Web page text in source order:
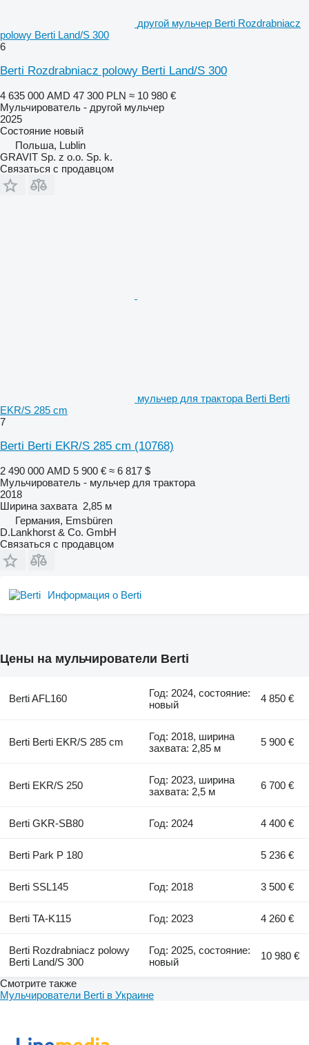
другой мульчер Berti Rozdrabniacz
polowy Berti Land/S 300
6
Berti Rozdrabniacz polowy Berti Land/S 300
4 635 000 AMD 47 300 PLN ≈ 10 980 €
Мульчирователь - другой мульчер
2025
Состояние новый
Польша, Lublin
GRAVIT Sp. z o.o. Sp. k.
Связаться с продавцом
мульчер для трактора Berti Berti
EKR/S 285 cm
7
Berti Berti EKR/S 285 cm (10768)
2 490 000 AMD 5 900 € ≈ 6 817 $
Мульчирователь - мульчер для трактора
2018
Ширина захвата 2,85 м
Германия, Emsbüren
D.Lankhorst & Co. GmbH
Связаться с продавцом
Информация о Berti
Цены на мульчирователи Berti
Berti AFL160
Год: 2024, состояние:
новый
4 850 €
Berti Berti EKR/S 285 cm
Год: 2018, ширина
захвата: 2,85 м
5 900 €
Berti EKR/S 250
Год: 2023, ширина
захвата: 2,5 м
6 700 €
Berti GKR-SB80 Год: 2024 4 400 €
Berti Park P 180 5 236 €
Berti SSL145 Год: 2018 3 500 €
Berti TA-K115 Год: 2023 4 260 €
Berti Rozdrabniacz polowy
Berti Land/S 300
Год: 2025, состояние:
новый
10 980 €
Смотрите также
Мульчирователи Berti в Украине